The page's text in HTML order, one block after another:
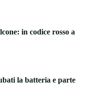
in codice rosso a
la batteria e parte